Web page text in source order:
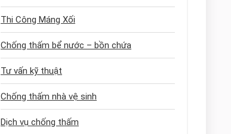
Thi Công Máng Xối
Chống thấm bể nước – bồn chứa
Tư vấn kỹ thuật
Chống thấm nhà vệ sinh
Dịch vụ chống thấm